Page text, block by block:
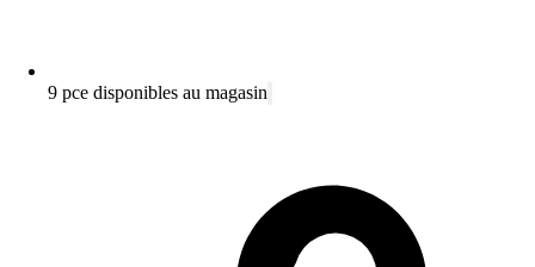
9 pce disponibles au magasin